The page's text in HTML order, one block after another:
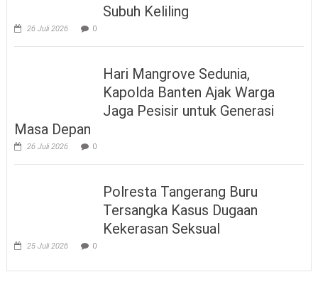
Subuh Keliling
26 Juli 2026 0
Hari Mangrove Sedunia,
Kapolda Banten Ajak Warga
Jaga Pesisir untuk Generasi
Masa Depan
26 Juli 2026 0
Polresta Tangerang Buru
Tersangka Kasus Dugaan
Kekerasan Seksual
25 Juli 2026 0